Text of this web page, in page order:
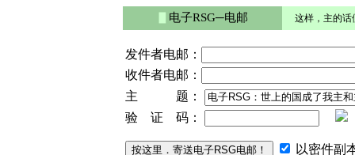
电子RSG─电邮 这样，主的话
发件者电邮：
收件者电邮：
主 题：
验 证 码：
以密件